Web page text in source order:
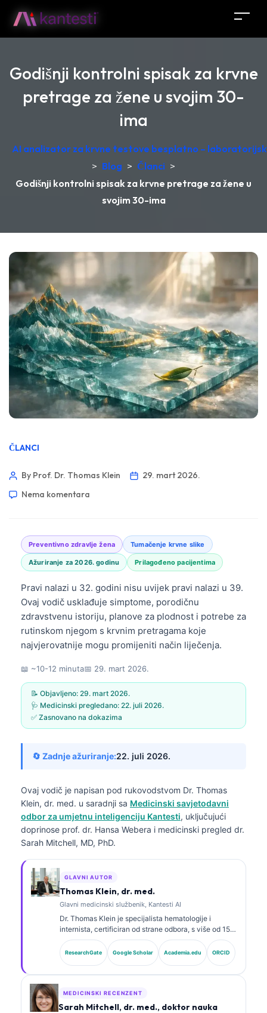
Godišnji kontrolni spisak za krvne
pretrage za žene u svojim 30-
ima
AI analizator za krvne testove besplatno –
> Blog > Članci >
Godišnji kontrolni spisak za krvne pretrage za žene u
svojim 30-ima
ČLANCI
By Prof. Dr. Thomas Klein
29. mart 2026.
Nema komentara
Preventivno zdravlje žena Tumačenje krvne slike
Ažuriranje za 2026. godinu Prilagođeno pacijentima
Pravi nalazi u 32. godini nisu uvijek pravi nalazi u 39.
Ovaj vodič usklađuje simptome, porodičnu
zdravstvenu istoriju, planove za plodnost i potrebe za
rutinskom njegom s krvnim pretragama koje
najvjerovatnije mogu promijeniti način liječenja.
📖 ~10-12 minuta📅 29. mart 2026.
📝 Objavljeno: 29. mart 2026.
🩺 Medicinski pregledano: 22. juli 2026.
✅ Zasnovano na dokazima
🔄 Zadnje ažuriranje:22. juli 2026.
Ovaj vodič je napisan pod rukovodstvom Dr. Thomas
Klein, dr. med. u saradnji sa Medicinski savjetodavni
odbor za umjetnu inteligenciju Kantesti, uključujući
doprinose prof. dr. Hansa Webera i medicinski pregled dr.
Sarah Mitchell, MD, PhD.
GLAVNI AUTOR
Thomas Klein, dr. med.
Glavni medicinski službenik, Kantesti AI
Dr. Thomas Klein je specijalista hematologije i
internista, certificiran od strane odbora, s više od 15
godina iskustva u laboratorijskoj medicini i kliničkoj
analizi uz pomoć vještačke inteligencije. Kao glavni
medicinski direktor u Kantesti AI, pruža klinički
radove o interpretaciji biomarkera i laboratorijskoj
dijagnostici na temu laboratorijske medicine.
ResearchGate Google Scholar Academia.edu ORCID
MEDICINSKI RECENZENT
Sarah Mitchell, dr. med., doktor nauka